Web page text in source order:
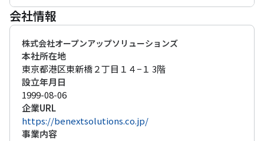
会社情報
株式会社オープンアップソリューションズ
本社所在地
東京都港区東新橋２丁目１４−１ 3階
設立年月日
1999-08-06
企業URL
https://benextsolutions.co.jp/
事業内容